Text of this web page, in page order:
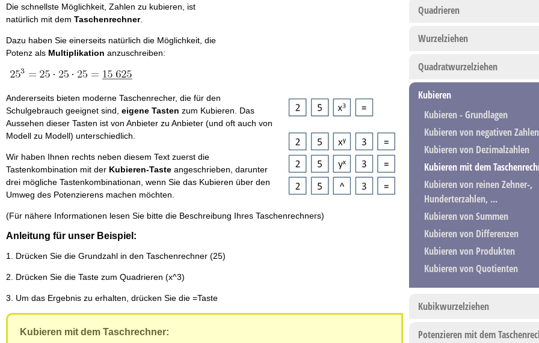
Die schnellste Möglichkeit, Zahlen zu kubieren, ist
natürlich mit dem Taschenrechner.
Dazu haben Sie einerseits natürlich die Möglichkeit, die
Potenz als Multiplikation anzuschreiben:
Andererseits bieten moderne Taschenrecher, die für den
Schulgebrauch geeignet sind, eigene Tasten zum Kubieren. Das
Aussehen dieser Tasten ist von Anbieter zu Anbieter (und oft auch von
Modell zu Modell) unterschiedlich.
Wir haben Ihnen rechts neben diesem Text zuerst die
Tastenkombination mit der Kubieren-Taste angeschrieben, darunter
drei mögliche Tastenkombinationan, wenn Sie das Kubieren über den
Umweg des Potenzierens machen möchten.
(Für nähere Informationen lesen Sie bitte die Beschreibung Ihres Taschenrechners)
Anleitung für unser Beispiel:
1. Drücken Sie die Grundzahl in den Taschenrechner (25)
2. Drücken Sie die Taste zum Quadrieren (x^3)
3. Um das Ergebnis zu erhalten, drücken Sie die =Taste
Kubieren mit dem Taschrechner:
Quadrieren
Wurzelziehen
Quadratwurzelziehen
Kubieren
Kubieren - Grundlagen
Kubieren von negativen Zahlen
Kubieren von Dezimalzahlen
Kubieren mit dem
Kubieren von reinen Zehner-,
Hunderterzahlen, ...
Kubieren von Summen
Kubieren von Differenzen
Kubieren von Produkten
Kubieren von Quotienten
Kubikwurzelziehen
Potenzieren mit dem